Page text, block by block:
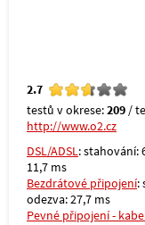
2.7
testů v okrese:209 /
http://www.o2.cz
DSL/ADSL: stahování:
11,7 ms
Bezdrátové připojení:
odezva: 27,7 ms
Pevné připojení -